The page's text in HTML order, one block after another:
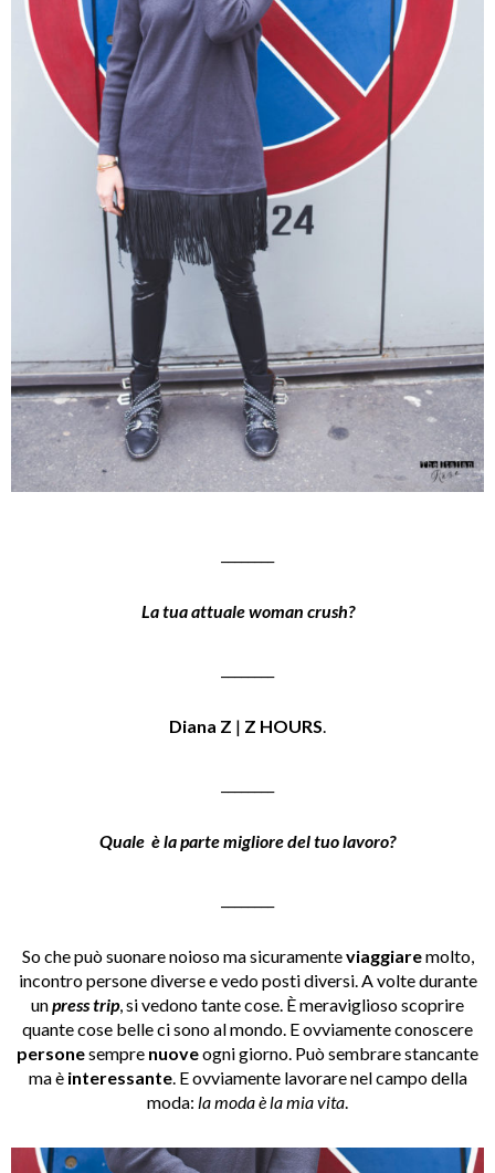
La tua attuale woman crush?
Diana Z | Z HOURS.
Quale è la parte migliore del tuo lavoro?
So che può suonare noioso ma sicuramenteviaggiaremolto,
incontro persone diverse e vedo posti diversi. A volte durante
unpress trip, si vedono tante cose. È meraviglioso scoprire
quante cose belle ci sono al mondo. E ovviamente conoscere
personesempre nuoveogni giorno. Può sembrare stancante
ma è interessante. E ovviamente lavorare nel campo della
moda: la moda è la mia vita.